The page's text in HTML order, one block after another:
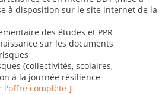
à disposition sur le site internet de la
des études et PPR
sur les documents
(collectivités, scolaires,
à la journée résilience
l'offre complète ]